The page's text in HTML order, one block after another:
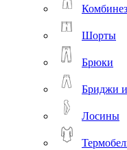
Шорты
Брюки
Бриджи
Лосины